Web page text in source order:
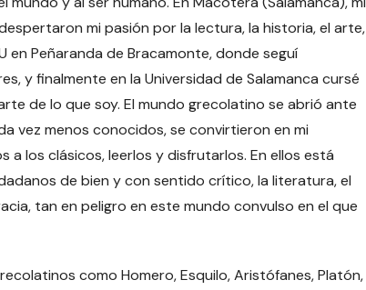
mi pasión por la lectura, la historia, el arte,
en Peñaranda de Bracamonte, donde seguí
y finalmente en la Universidad de Salamanca cursé
de lo que soy. El mundo grecolatino se abrió ante
vez menos conocidos, se convirtieron en mi
los clásicos, leerlos y disfrutarlos. En ellos está
de bien y con sentido crítico, la literatura, el
tan en peligro en este mundo convulso en el que
como Homero, Esquilo, Aristófanes, Platón,